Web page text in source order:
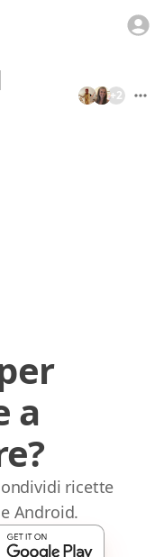
+2
a
ricette
Android.